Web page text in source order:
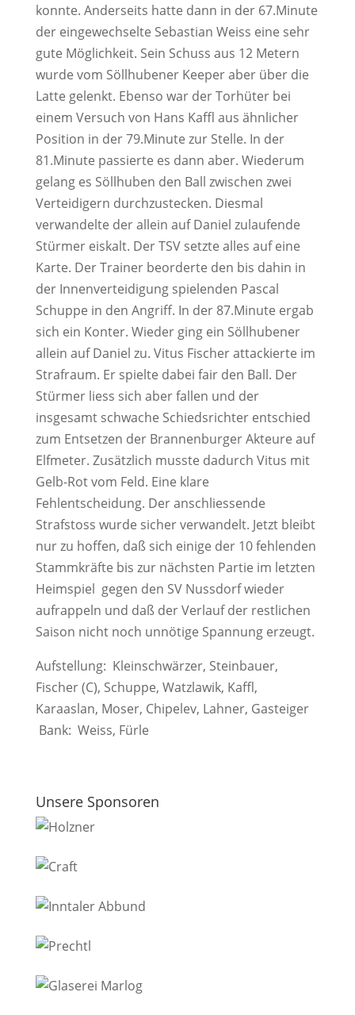
konnte. Anderseits hatte dann in der 67.Minute
der eingewechselte Sebastian Weiss eine sehr
gute Möglichkeit. Sein Schuss aus 12 Metern
wurde vom Söllhubener Keeper aber über die
Latte gelenkt. Ebenso war der Torhüter bei
einem Versuch von Hans Kaffl aus ähnlicher
Position in der 79.Minute zur Stelle. In der
81.Minute passierte es dann aber. Wiederum
gelang es Söllhuben den Ball zwischen zwei
Verteidigern durchzustecken. Diesmal
verwandelte der allein auf Daniel zulaufende
Stürmer eiskalt. Der TSV setzte alles auf eine
Karte. Der Trainer beorderte den bis dahin in
der Innenverteidigung spielenden Pascal
Schuppe in den Angriff. In der 87.Minute ergab
sich ein Konter. Wieder ging ein Söllhubener
allein auf Daniel zu. Vitus Fischer attackierte im
Strafraum. Er spielte dabei fair den Ball. Der
Stürmer liess sich aber fallen und der
insgesamt schwache Schiedsrichter entschied
zum Entsetzen der Brannenburger Akteure auf
Elfmeter. Zusätzlich musste dadurch Vitus mit
Gelb-Rot vom Feld. Eine klare
Fehlentscheidung. Der anschliessende
Strafstoss wurde sicher verwandelt. Jetzt bleibt
nur zu hoffen, daß sich einige der 10 fehlenden
Stammkräfte bis zur nächsten Partie im letzten
Heimspiel gegen den SV Nussdorf wieder
aufrappeln und daß der Verlauf der restlichen
Saison nicht noch unnötige Spannung erzeugt.
Aufstellung: Kleinschwärzer, Steinbauer,
Fischer (C), Schuppe, Watzlawik, Kaffl,
Karaaslan, Moser, Chipelev, Lahner, Gasteiger
Bank: Weiss, Fürle
Unsere Sponsoren